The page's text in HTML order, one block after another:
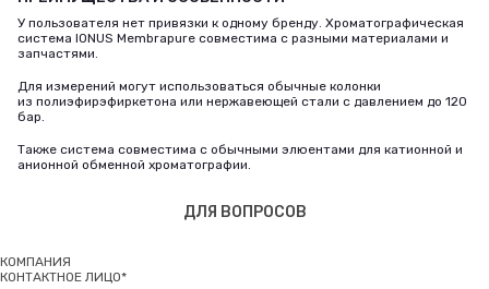
У пользователя нет привязки к одному бренду. Хроматографическая
система IONUS Membrapure совместима с разными материалами и
запчастями.
Для измерений могут использоваться обычные колонки
из полиэфирэфиркетона или нержавеющей стали с давлением до 120
бар.
Также система совместима с обычными элюентами для катионной и
анионной обменной хроматографии.
ДЛЯ ВОПРОСОВ
КОМПАНИЯ
КОНТАКТНОЕ ЛИЦО*